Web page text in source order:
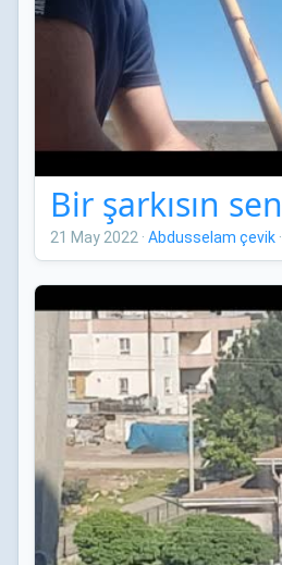
Bir şarkısın sen
21 May 2022 · Abdusselam çevik·